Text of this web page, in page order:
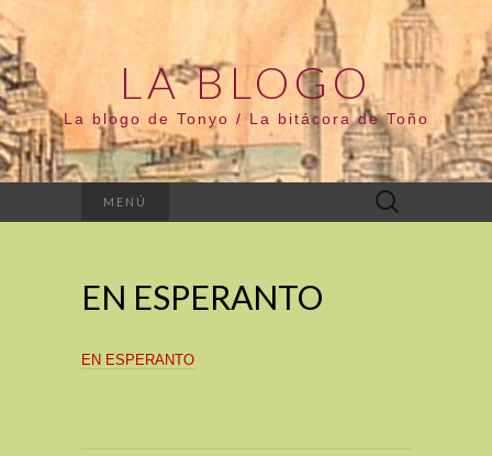
LA BLOGO
La blogo de Tonyo / La bitácora de Toño
MENÚ Buscar:
EN ESPERANTO
EN ESPERANTO